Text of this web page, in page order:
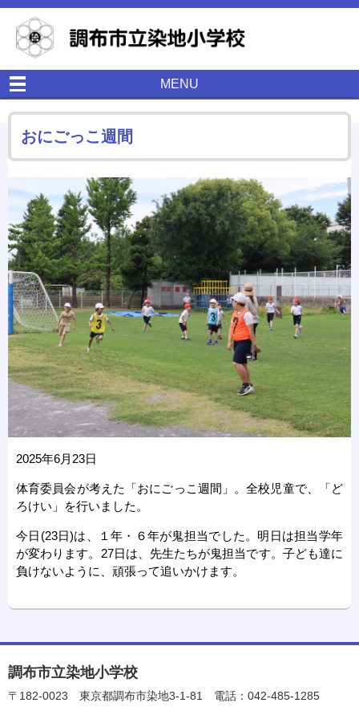
MENU
おにごっこ週間
2025年6月23日
体育委員会が考えた「おにごっこ週間」。全校児童で、「ど
ろけい」を行いました。
今日(23日)は、１年・６年が鬼担当でした。明日は担当学年
が変わります。27日は、先生たちが鬼担当です。子ども達に
負けないように、頑張って追いかけます。
調布市立染地小学校
〒182-0023 東京都調布市染地3-1-81 電話：042-485-1285